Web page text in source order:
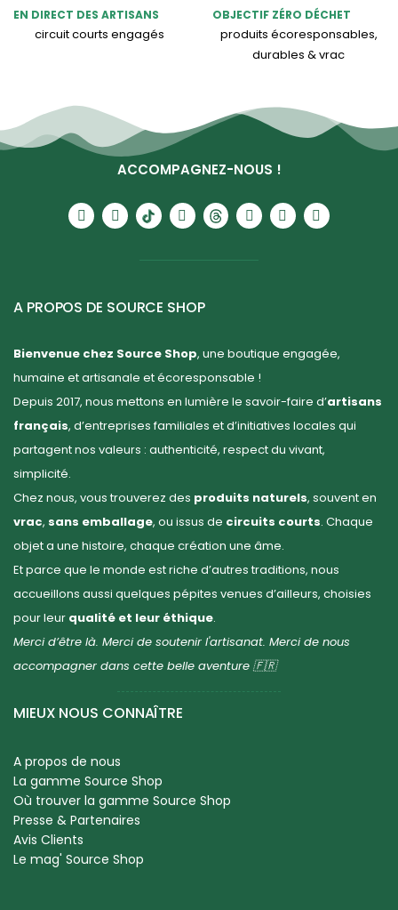
EN DIRECT DES ARTISANS
circuit courts engagés
OBJECTIF ZÉRO DÉCHET
produits écoresponsables,
durables & vrac
ACCOMPAGNEZ-NOUS !
A PROPOS DE SOURCE SHOP
Bienvenue chez Source Shop, une boutique engagée,
humaine et artisanale et écoresponsable !
Depuis 2017, nous mettons en lumière le savoir-faire d’artisans
français, d’entreprises familiales et d’initiatives locales qui
partagent nos valeurs : authenticité, respect du vivant,
simplicité.
Chez nous, vous trouverez des produits naturels, souvent en
vrac, sans emballage, ou issus de circuits courts. Chaque
objet a une histoire, chaque création une âme.
Et parce que le monde est riche d’autres traditions, nous
accueillons aussi quelques pépites venues d’ailleurs, choisies
pour leur qualité et leur éthique.
Merci d’être là. Merci de soutenir l'artisanat. Merci de nous
accompagner dans cette belle aventure 🇫🇷
MIEUX NOUS CONNAÎTRE
A propos de nous
La gamme Source Shop
Où trouver la gamme Source Shop
Presse & Partenaires
Avis Clients
Le mag' Source Shop